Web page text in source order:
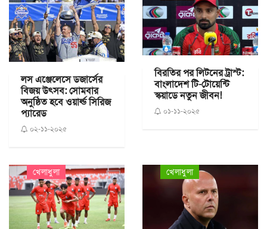
লস এঞ্জেলেসে ডজার্সের
বিজয় উৎসব: সোমবার
অনুষ্ঠিত হবে ওয়ার্ল্ড সিরিজ
প্যারেড
০২-১১-২০২৫
বিরতির পর লিটনের ট্রাস্ট:
বাংলাদেশ টি-টোয়েন্টি
স্কয়াডে নতুন জীবন!
০১-১১-২০২৫
খেলাধুলা খেলাধুলা